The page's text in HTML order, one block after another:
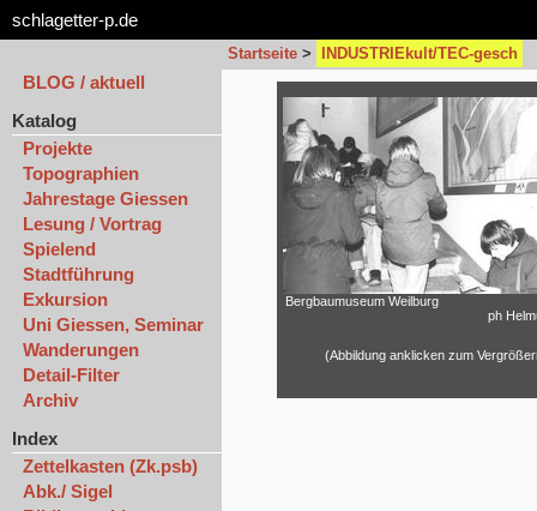
schlagetter-p.de
Startseite > INDUSTRIEkult/TEC-gesch
BLOG / aktuell
Katalog
Projekte
Topographien
Jahrestage Giessen
Lesung / Vortrag
Spielend
Stadtführung
Exkursion
Uni Giessen, Seminar
Wanderungen
Detail-Filter
Archiv
Index
Zettelkasten (Zk.psb)
Abk./ Sigel
Bergbaumuseum Weilburg
ph
(Abbildung anklicken zum